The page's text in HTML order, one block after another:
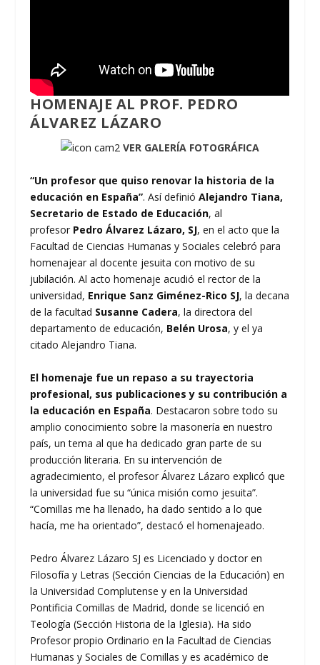
HOMENAJE AL PROF. PEDRO
ÁLVAREZ LÁZARO
VER GALERÍA FOTOGRÁFICA
“Un profesor que quiso renovar la historia de la
educación en España”. Así definióAlejandro Tiana,
Secretario de Estado de Educación, al
profesor Pedro Álvarez Lázaro, SJ, en el acto que la
Facultad de Ciencias Humanas y Sociales celebró para
homenajear al docente jesuita con motivo de su
jubilación. Al acto homenaje acudió el rector de la
universidad, Enrique Sanz Giménez-Rico SJ, la decana
de la facultad Susanne Cadera, la directora del
departamento de educación, Belén Urosa, y el ya
citado Alejandro Tiana.
El homenaje fue un repaso a su trayectoria
profesional, sus publicaciones y su contribución a
la educación en España. Destacaron sobre todo su
amplio conocimiento sobre la masonería en nuestro
país, un tema al que ha dedicado gran parte de su
producción literaria. En su intervención de
agradecimiento, el profesor Álvarez Lázaro explicó que
la universidad fue su “única misión como jesuita”.
“Comillas me ha llenado, ha dado sentido a lo que
hacía, me ha orientado”, destacó el homenajeado.
Pedro Álvarez Lázaro SJ es Licenciado y doctor en
Filosofía y Letras (Sección Ciencias de la Educación) en
la Universidad Complutense y en la Universidad
Pontificia Comillas de Madrid, donde se licenció en
Teología (Sección Historia de la Iglesia). Ha sido
Profesor propio Ordinario en la Facultad de Ciencias
Humanas y Sociales de Comillas y es académico de